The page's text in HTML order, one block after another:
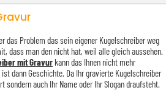
das Problem das sein eigener Kugelschreiber weg
dass man den nicht hat, weil alle gleich aussehen.
mit Gravur kann das Ihnen nicht mehr
dann Geschichte. Da Ihr gravierte Kugelschreiber
sondern auch Ihr Name oder Ihr Slogan draufsteht.